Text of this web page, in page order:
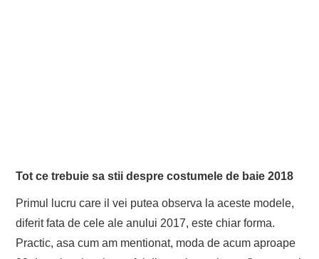
Tot ce trebuie sa stii despre costumele de baie 2018
Primul lucru care il vei putea observa la aceste modele,
diferit fata de cele ale anului 2017, este chiar forma.
Practic, asa cum am mentionat, moda de acum aproape